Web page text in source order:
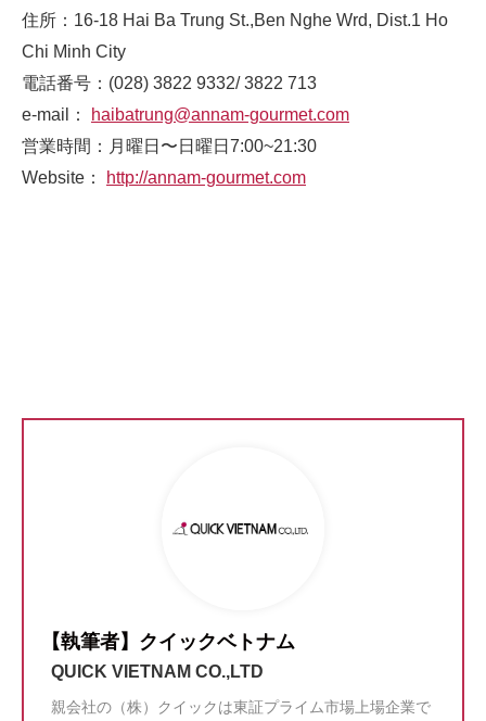
住所：16-18 Hai Ba Trung St.,Ben Nghe Wrd, Dist.1 Ho
Chi Minh City
電話番号：(028) 3822 9332/ 3822 713
e-mail：
haibatrung@annam-gourmet.com
営業時間：月曜日〜日曜日7:00~21:30
Website：
http://annam-gourmet.com
【執筆者】クイックベトナム
QUICK VIETNAM CO.,LTD
親会社の（株）クイックは東証プライム市場上場企業で